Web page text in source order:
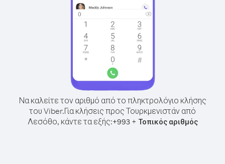
Να καλείτε τον αριθμό από το πληκτρολόγιο κλήσης
του Viber.Για κλήσεις προς Τουρκμενιστάν από
Λεσόθο, κάντε τα εξής:+993+ Τοπικός αριθμός